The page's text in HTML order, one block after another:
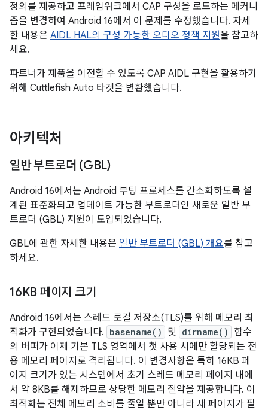
정의를 제공하고 프레임워크에서 CAP 구성을 로드하는 메커니
즘을 변경하여 Android 16에서 이 문제를 수정했습니다. 자세
한 내용은 AIDL HAL의 구성 가능한 오디오 정책 지원을 참고하
세요.
파트너가 제품을 이전할 수 있도록 CAP AIDL 구현을 활용하기
위해 Cuttlefish Auto 타겟을 변환했습니다.
아키텍처
일반 부트로더 (GBL)
Android 16에서는 Android 부팅 프로세스를 간소화하도록 설
계된 표준화되고 업데이트 가능한 부트로더인 새로운 일반 부
트로더 (GBL) 지원이 도입되었습니다.
GBL에 관한 자세한 내용은 일반 부트로더 (GBL) 개요를 참고
하세요.
16KB 페이지 크기
Android 16에서는 스레드 로컬 저장소(TLS)를 위해 메모리 최
적화가 구현되었습니다. basename() 및 dirname()
함수
의 버퍼가 이제 기본 TLS 영역에서 첫 사용 시에만 할당되는 전
용 메모리 페이지로 격리됩니다. 이 변경사항은 특히 16KB 페
이지 크기가 있는 시스템에서 초기 스레드 메모리 페이지 내에
서 약 8KB를 해제하므로 상당한 메모리 절약을 제공합니다. 이
최적화는 전체 메모리 소비를 줄일 뿐만 아니라 새 페이지가 필